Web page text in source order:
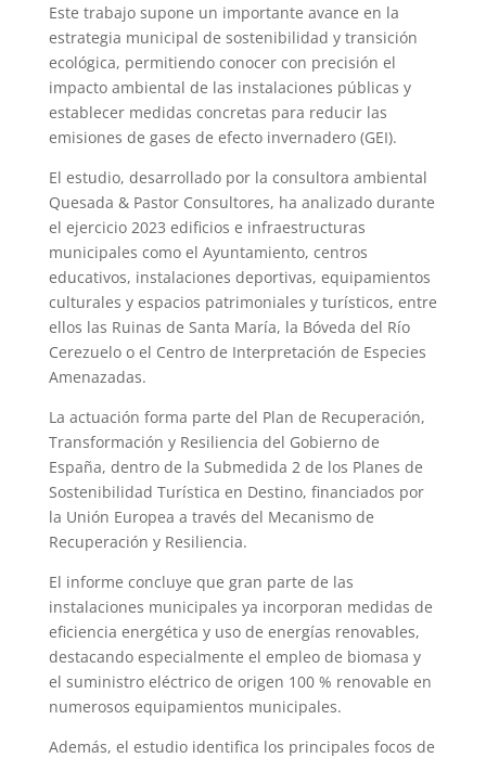
Este trabajo supone un importante avance en la
estrategia municipal de sostenibilidad y transición
ecológica, permitiendo conocer con precisión el
impacto ambiental de las instalaciones públicas y
establecer medidas concretas para reducir las
emisiones de gases de efecto invernadero (GEI).
El estudio, desarrollado por la consultora ambiental
Quesada & Pastor Consultores, ha analizado durante
el ejercicio 2023 edificios e infraestructuras
municipales como el Ayuntamiento, centros
educativos, instalaciones deportivas, equipamientos
culturales y espacios patrimoniales y turísticos, entre
ellos las Ruinas de Santa María, la Bóveda del Río
Cerezuelo o el Centro de Interpretación de Especies
Amenazadas.
La actuación forma parte del Plan de Recuperación,
Transformación y Resiliencia del Gobierno de
España, dentro de la Submedida 2 de los Planes de
Sostenibilidad Turística en Destino, financiados por
la Unión Europea a través del Mecanismo de
Recuperación y Resiliencia.
El informe concluye que gran parte de las
instalaciones municipales ya incorporan medidas de
eficiencia energética y uso de energías renovables,
destacando especialmente el empleo de biomasa y
el suministro eléctrico de origen 100 % renovable en
numerosos equipamientos municipales.
Además, el estudio identifica los principales focos de